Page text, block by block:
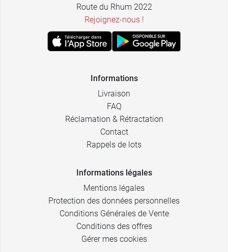
Route du Rhum 2022
Rejoignez-nous !
Informations
Livraison
FAQ
Réclamation & Rétractation
Contact
Rappels de lots
Informations légales
Mentions légales
Protection des données personnelles
Conditions Générales de Vente
Conditions des offres
Gérer mes cookies